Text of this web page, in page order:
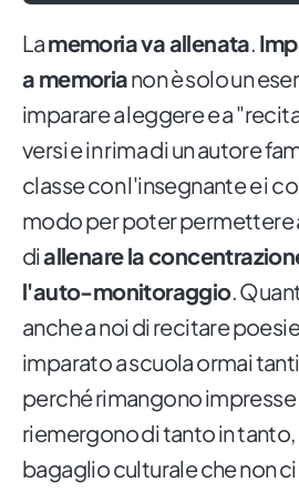
Lamemoria va allenata.
a memorianon è solo un
imparare a leggere e a
versi e in rima di un autore
classe con l'insegnante e i
modo per poter permettere
diallenare la
l'auto-monitoraggio.
anche a noi di recitare
imparato a scuola ormai
perché rimangono impresse
riemergono di tanto in
bagaglio culturale che non ci